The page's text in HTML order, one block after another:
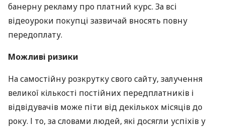
банерну рекламу про платний курс. За всі
відеоуроки покупці зазвичай вносять повну
передоплату.
Можливі ризики
На самостійну розкрутку свого сайту, залучення
великої кількості постійних передплатників і
відвідувачів може піти від декількох місяців до
року. І то, за словами людей, які досягли успіхів у